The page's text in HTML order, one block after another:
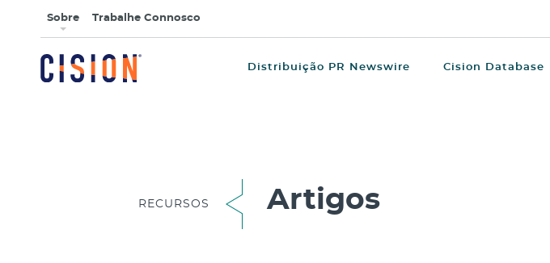
Sobre Trabalhe Connosco
Distribuição PR Newswire Cision Database
RECURSOS Artigos